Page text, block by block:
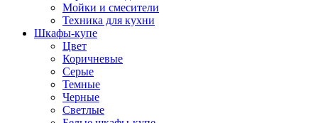
Мойки и смесители
Техника для кухни
Шкафы-купе
Цвет
Коричневые
Серые
Темные
Черные
Светлые